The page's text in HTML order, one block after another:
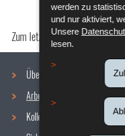
werden zu
und nur aktiviert,
Unsere
lesen.
Zum letzten Mal aktualisiert
Über uns
Arbeitsbedingungen
Kollektive Vereinbarungen